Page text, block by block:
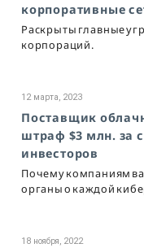
корпоративные
Раскрыты главные
корпораций.
12 марта, 2023
Поставщик
штраф $3 млн. за
инвесторов
Почему компаниям
органы о каждой
18 ноября, 2022